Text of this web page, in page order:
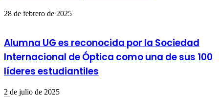
28 de febrero de 2025
Alumna UG es reconocida por la Sociedad
Internacional de Óptica como una de sus 100
líderes estudiantiles
2 de julio de 2025